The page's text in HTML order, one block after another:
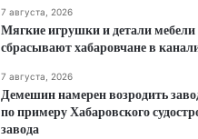
7 августа, 2026
Мягкие игрушки и детали мебели
сбрасывают хабаровчане в
7 августа, 2026
Демешин намерен возродить
по примеру Хабаровского
завода